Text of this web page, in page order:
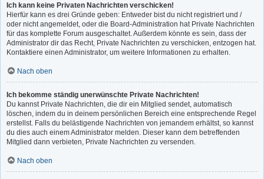
Ich kann keine Privaten Nachrichten verschicken!
Hierfür kann es drei Gründe geben: Entweder bist du nicht registriert und /
oder nicht angemeldet, oder die Board-Administration hat Private Nachrichten
für das komplette Forum ausgeschaltet. Außerdem könnte es sein, dass der
Administrator dir das Recht, Private Nachrichten zu verschicken, entzogen hat.
Kontaktiere einen Administrator, um weitere Informationen zu erhalten.
Nach oben
Ich bekomme ständig unerwünschte Private Nachrichten!
Du kannst Private Nachrichten, die dir ein Mitglied sendet, automatisch
löschen, indem du in deinem persönlichen Bereich eine entsprechende Regel
erstellst. Falls du belästigende Nachrichten von jemandem erhältst, so kannst
du dies auch einem Administrator melden. Dieser kann dem betreffenden
Mitglied dann verbieten, Private Nachrichten zu versenden.
Nach oben